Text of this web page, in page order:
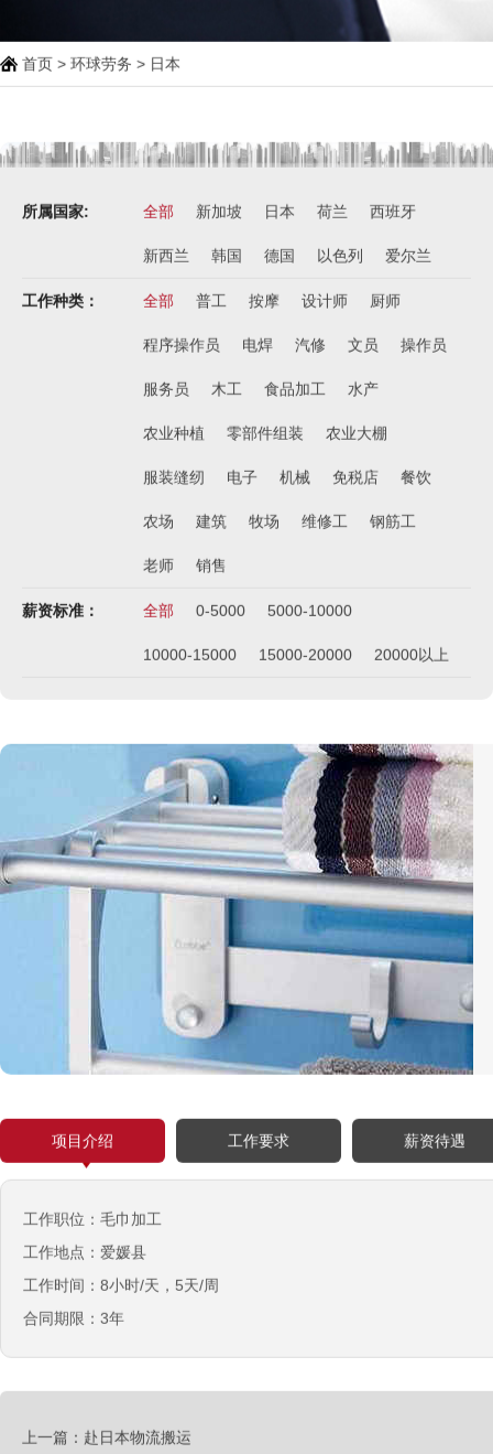
首页 > 环球劳务 > 日本
所属国家: 全部 新加坡 日本 荷兰 西班牙
新西兰 韩国 德国 以色列 爱尔兰
工作种类： 全部 普工 按摩 设计师 厨师
程序操作员 电焊 汽修 文员 操作员
服务员 木工 食品加工 水产
农业种植 零部件组装 农业大棚
服装缝纫 电子 机械 免税店 餐饮
农场 建筑 牧场 维修工 钢筋工
老师 销售
薪资标准： 全部 0-5000 5000-10000
10000-15000 15000-20000 20000以上
项目介绍 工作要求 薪资待遇
工作职位：毛巾加工
工作地点：爱媛县
工作时间：8小时/天，5天/周
合同期限：3年
上一篇：赴日本物流搬运